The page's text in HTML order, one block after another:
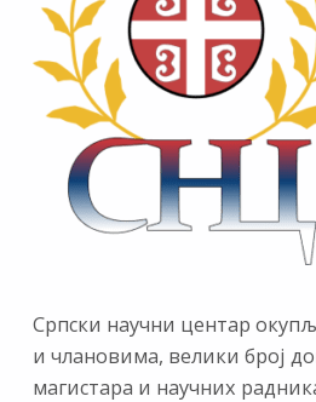
Српски научни центар
и члановима, велики број
магистара и научних